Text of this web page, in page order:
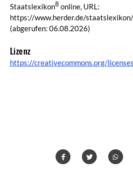
Staatslexikon8 online, URL:
https://www.herder.de/
(abgerufen: 06.08.2026)
Lizenz
https://creativecommons.org/